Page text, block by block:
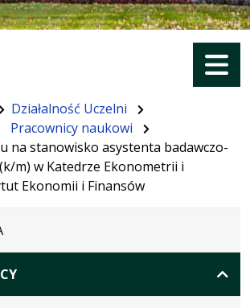
Menu
Działalność Uczelni
Pracownicy naukowi
na stanowisko asystenta badawczo-
m) w Katedrze Ekonometrii i
Ekonomii i Finansów